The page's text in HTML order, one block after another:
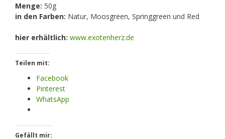
Menge: 50g
in den Farben: Natur, Moosgreen, Springgreen und Red
hier erhältlich: www.exotenherz.de
Teilen mit:
Facebook
Pinterest
WhatsApp
Gefällt mir: